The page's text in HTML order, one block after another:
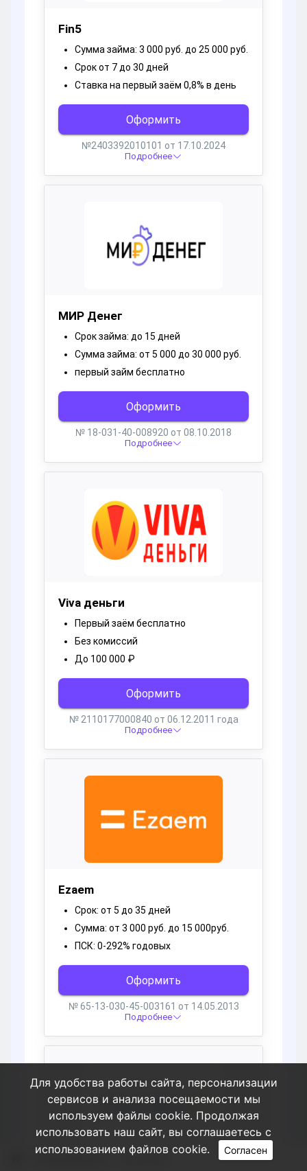
Пользователи laserpSam
Для удобства работы сайта, персонализации
сервисов и анализа посещаемости мы
используем файлы cookie. Продолжая
использовать наш сайт, вы соглашаетесь с
использованием файлов cookie.
Согласен